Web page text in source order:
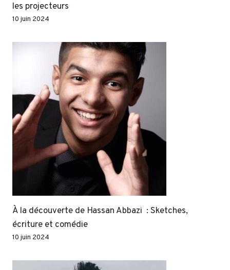
les projecteurs
10 juin 2024
À la découverte de Hassan Abbazi : Sketches,
écriture et comédie
10 juin 2024